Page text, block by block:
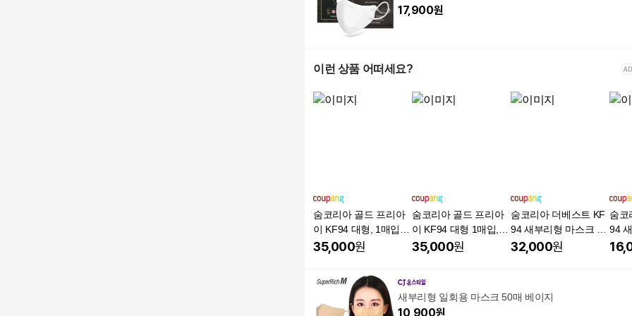
17,900원
이런 상품 어떠세요?
숨코리아 골드 프리아
이 KF94 대형, 1매입, 1
00개, 화이트
35,000원
숨코리아 골드 프리아
이 KF94 대형 1매입, 1
개입, 100개, 블랙
35,000원
숨코리아 더베스트 KF
94 새부리형 마스크 대
형, 개별포장 국내산, 1
32,000원
숨코
94
형,
새부리형 일회용 마스크 50매 베이지
10,900원